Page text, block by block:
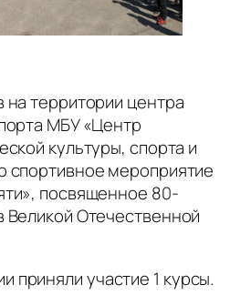
на территории центра
МБУ «Центр
культуры, спорта и
спортивное мероприятие
посвященное 80-
Отечественной
приняли участие 1 курсы.